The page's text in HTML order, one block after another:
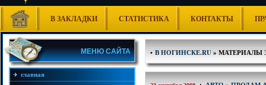
В ЗАКЛАДКИ СТАТИСТИКА КОНТАКТЫ
МЕНЮ САЙТА
главная
• В НОГИНСКЕ.RU» МАТЕРИАЛЫ